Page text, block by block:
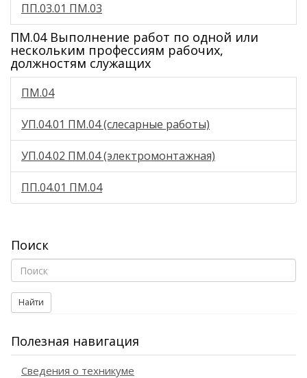
ПП.03.01 ПМ.03
ПМ.04 Выполнение работ по одной или
нескольким профессиям рабочих,
должностям служащих
ПМ.04
УП.04.01 ПМ.04 (слесарные работы)
УП.04.02 ПМ.04 (электромонтажная)
ПП.04.01 ПМ.04
Поиск
Найти
Полезная навигация
Сведения о техникуме